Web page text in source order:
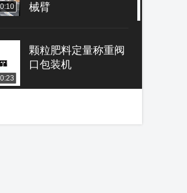
械臂
颗粒肥料定量称重阀
口包装机
化工硫酸铵自动上袋